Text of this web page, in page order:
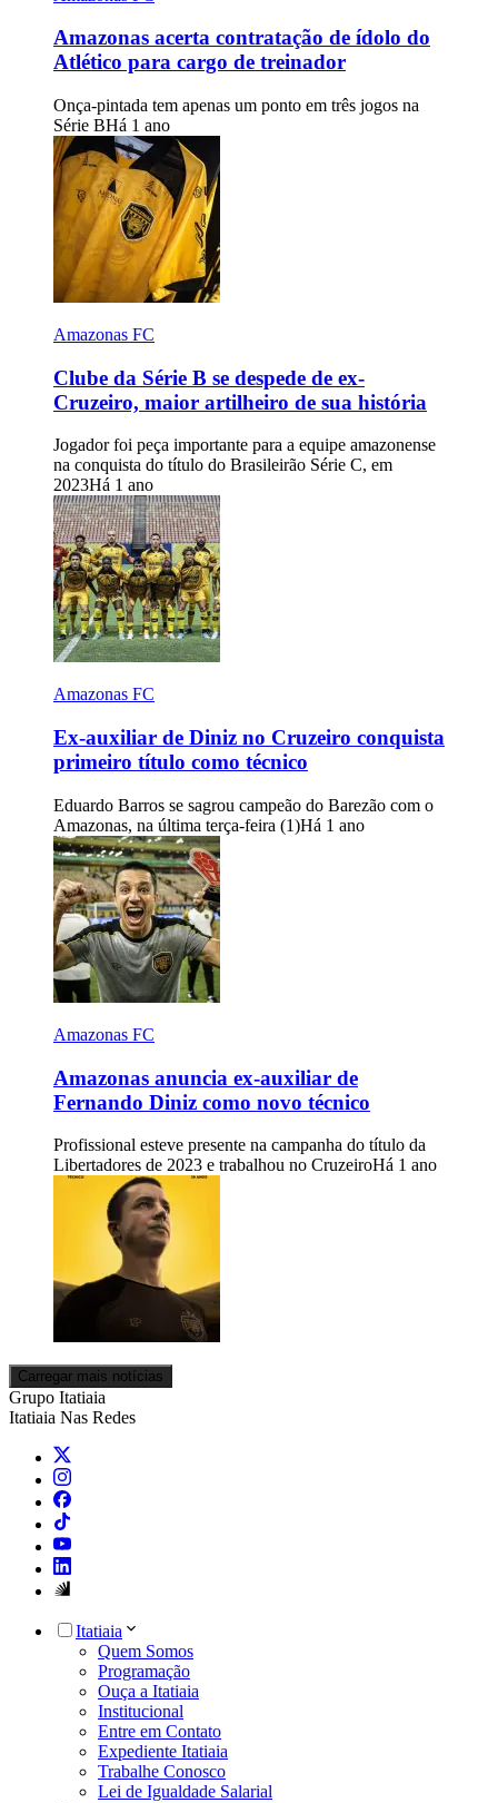
Amazonas acerta contratação de ídolo do
Atlético para cargo de treinador
Onça-pintada tem apenas um ponto em três jogos na
Série BHá 1 ano
Amazonas FC
Clube da Série B se despede de ex-
Cruzeiro, maior artilheiro de sua história
Jogador foi peça importante para a equipe amazonense
na conquista do título do Brasileirão Série C, em
2023Há 1 ano
Amazonas FC
Ex-auxiliar de Diniz no Cruzeiro conquista
primeiro título como técnico
Eduardo Barros se sagrou campeão do Barezão com o
Amazonas, na última terça-feira (1)Há 1 ano
Amazonas FC
Amazonas anuncia ex-auxiliar de
Fernando Diniz como novo técnico
Profissional esteve presente na campanha do título da
Libertadores de 2023 e trabalhou no CruzeiroHá 1 ano
Carregar mais notícias
Grupo Itatiaia
Itatiaia Nas Redes
Itatiaia
Quem Somos
Programação
Ouça a Itatiaia
Institucional
Entre em Contato
Expediente Itatiaia
Trabalhe Conosco
Lei de Igualdade Salarial